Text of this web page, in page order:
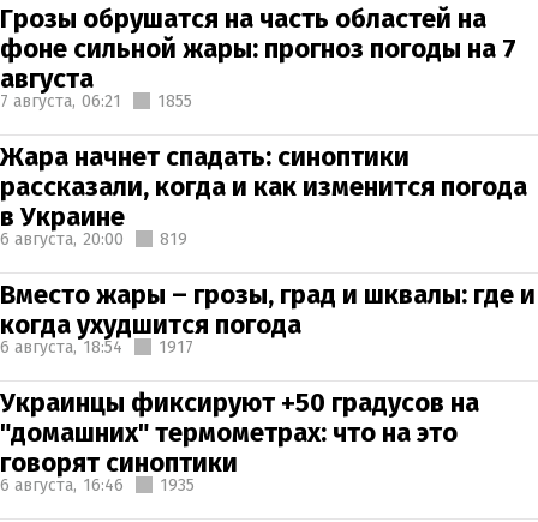
Грозы обрушатся на часть областей на
фоне сильной жары: прогноз погоды на 7
августа
7 августа, 06:21 1855
Жара начнет спадать: синоптики
рассказали, когда и как изменится погода
в Украине
6 августа, 20:00 819
Вместо жары – грозы, град и шквалы: где и
когда ухудшится погода
6 августа, 18:54 1917
Украинцы фиксируют +50 градусов на
"домашних" термометрах: что на это
говорят синоптики
6 августа, 16:46 1935